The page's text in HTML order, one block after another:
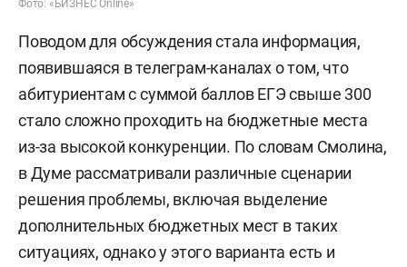
Фото: «БИЗНЕС Online»
Поводом для обсуждения стала информация,
появившаяся в телеграм-каналах о том, что
абитуриентам с суммой баллов ЕГЭ свыше 300
стало сложно проходить на бюджетные места
из-за высокой конкуренции. По словам Смолина,
в Думе рассматривали различные сценарии
решения проблемы, включая выделение
дополнительных бюджетных мест в таких
ситуациях, однако у этого варианта есть и